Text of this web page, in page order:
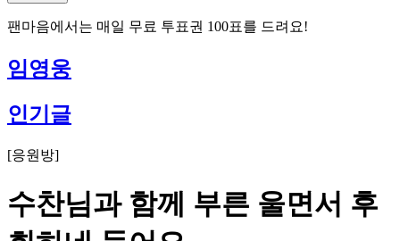
팬마음에서는 매일 무료 투표권 100표를 드려요!
임영웅
인기글
[응원방]
수찬님과 함께 부른 울면서 후